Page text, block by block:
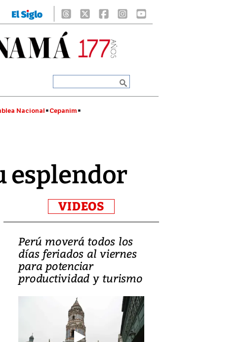
Nacional Cepanim
esplendor
VIDEOS
Perú moverá todos los
días feriados al viernes
para potenciar
productividad y turismo